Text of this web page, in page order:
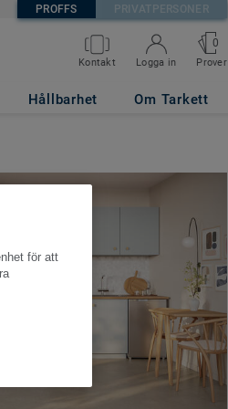
PROFFS PRIVATPERSONER
Kontakt Logga in
0
Prover
Hållbarhet Om Tarkett
för att